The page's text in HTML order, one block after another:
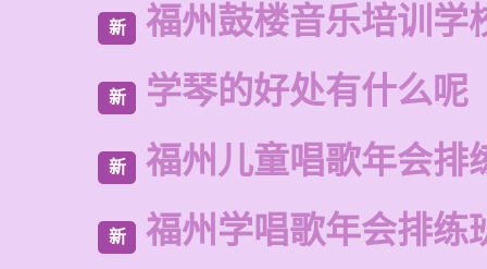
新 福州鼓楼音乐培训学
新 学琴的好处有什么呢
新 福州儿童唱歌年会排
新 福州学唱歌年会排练